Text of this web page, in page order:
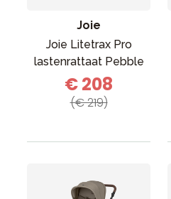
Joie
Joie Litetrax Pro
lastenrattaat Pebble
€ 208
(€ 219)